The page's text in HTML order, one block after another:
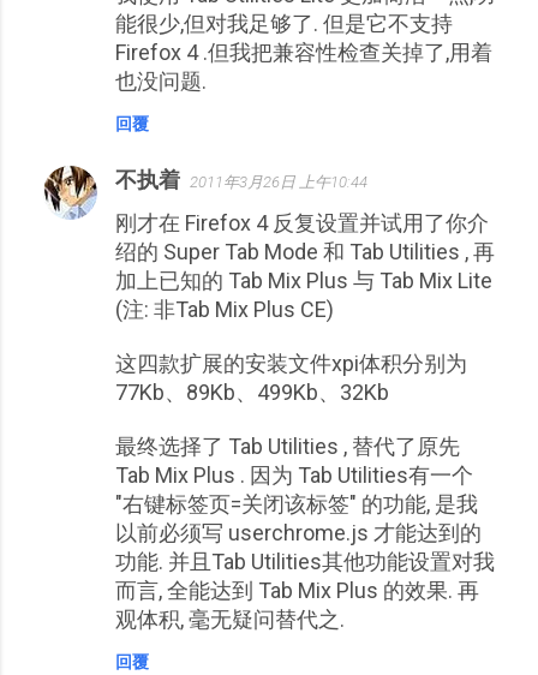
能很少,但对我足够了. 但是它不支持
Firefox 4 .但我把兼容性检查关掉了,用着
也没问题.
回覆
不执着 2011年3月26日 上午10:44
刚才在 Firefox 4 反复设置并试用了你介
绍的 Super Tab Mode 和 Tab Utilities , 再
加上已知的 Tab Mix Plus 与 Tab Mix Lite
(注: 非Tab Mix Plus CE)
这四款扩展的安装文件xpi体积分别为
77Kb、89Kb、499Kb、32Kb
最终选择了 Tab Utilities , 替代了原先
Tab Mix Plus . 因为 Tab Utilities有一个
"右键标签页=关闭该标签" 的功能, 是我
以前必须写 userchrome.js 才能达到的
功能. 并且Tab Utilities其他功能设置对我
而言, 全能达到 Tab Mix Plus 的效果. 再
观体积, 毫无疑问替代之.
回覆